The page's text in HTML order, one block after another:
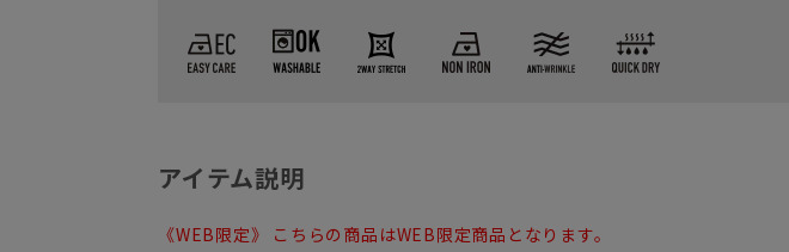
アイテム説明
《WEB限定》 こちらの商品はWEB限定商品となります。